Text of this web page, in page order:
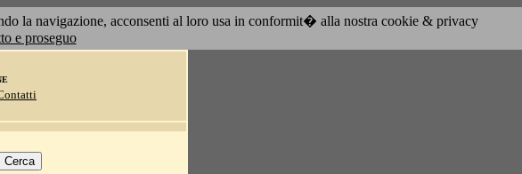
la navigazione, acconsenti al loro usa in conformit� alla nostra cookie & privacy
e proseguo